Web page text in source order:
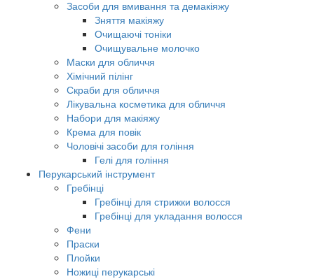
Засоби для вмивання та демакіяжу
Зняття макіяжу
Очищаючі тоніки
Очищувальне молочко
Маски для обличчя
Хімічний пілінг
Скраби для обличчя
Лікувальна косметика для обличчя
Набори для макіяжу
Крема для повік
Чоловічі засоби для гоління
Гелі для гоління
Перукарський інструмент
Гребінці
Гребінці для стрижки волосся
Гребінці для укладання волосся
Фени
Праски
Плойки
Ножиці перукарські